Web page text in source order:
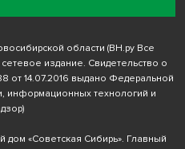
области (ВН.ру Все
издание. Свидетельство о
14.07.2016 выдано Федеральной
информационных технологий и
дом «Советская Сибирь». Главный